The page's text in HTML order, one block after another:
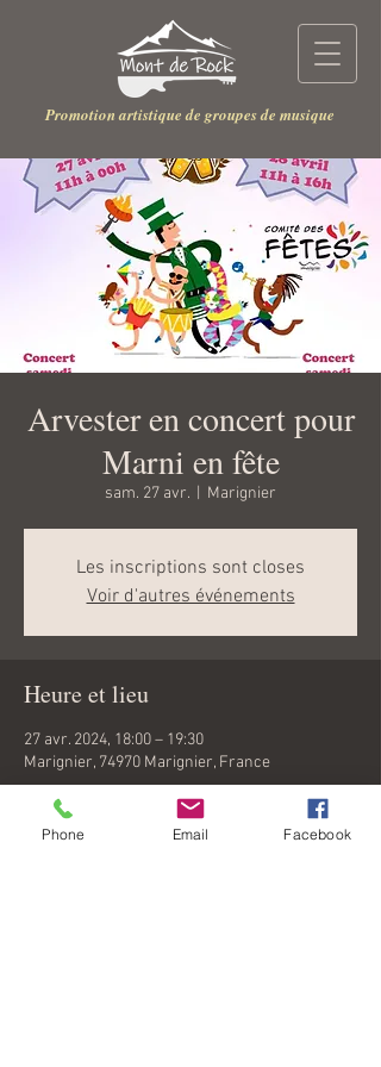
Promotion artistique de groupes de musique
Arvester en concert pour
Marni en fête
sam. 27 avr. Marignier
Les inscriptions sont closes
Voir d'autres événements
Heure et lieu
27 avr. 2024, 18:00 – 19:30
Marignier, 74970 Marignier, France
Phone Email Facebook